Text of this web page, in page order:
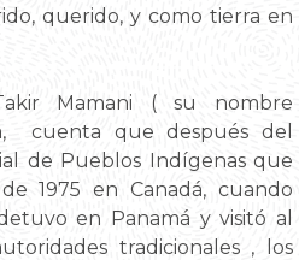
querido, y como tierra en
Mamani ( su nombre
cuenta que después del
de Pueblos Indígenas que
1975 en Canadá, cuando
en Panamá y visitó al
tradicionales , los